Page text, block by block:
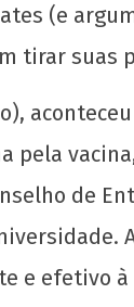
(e
tirar suas
pela
de
e efetivo